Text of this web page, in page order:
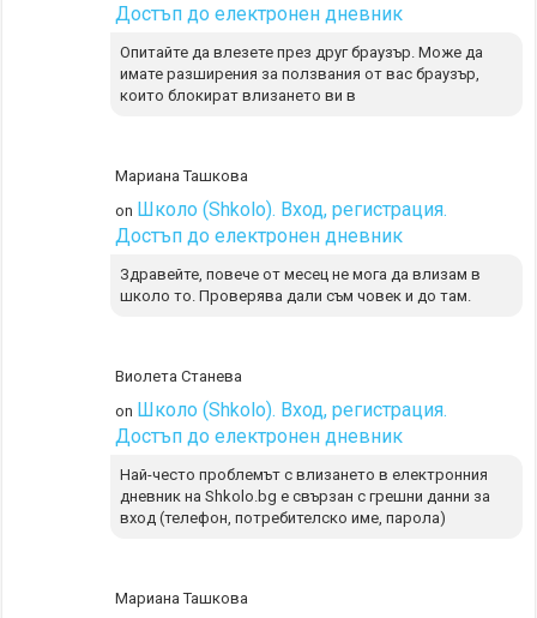
Достъп до електронен дневник
Опитайте да влезете през друг браузър. Може да
имате разширения за ползвания от вас браузър,
които блокират влизането ви в
Мариана Ташкова
on Школо (Shkolo). Вход, регистрация.
Достъп до електронен дневник
Здравейте, повече от месец не мога да влизам в
школо то. Проверява дали съм човек и до там.
Виолета Станева
on Школо (Shkolo). Вход, регистрация.
Достъп до електронен дневник
Най-често проблемът с влизането в електронния
дневник на Shkolo.bg е свързан с грешни данни за
вход (телефон, потребителско име, парола)
Мариана Ташкова